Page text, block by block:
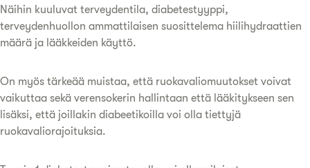
Näihin kuuluvat terveydentila, diabetestyyppi,
terveydenhuollon ammattilaisen suosittelema hiilihydraattien
määrä ja lääkkeiden käyttö.
On myös tärkeää muistaa, että ruokavaliomuutokset voivat
vaikuttaa sekä verensokerin hallintaan että lääkitykseen sen
lisäksi, että joillakin diabeetikoilla voi olla tiettyjä
ruokavaliorajoituksia.